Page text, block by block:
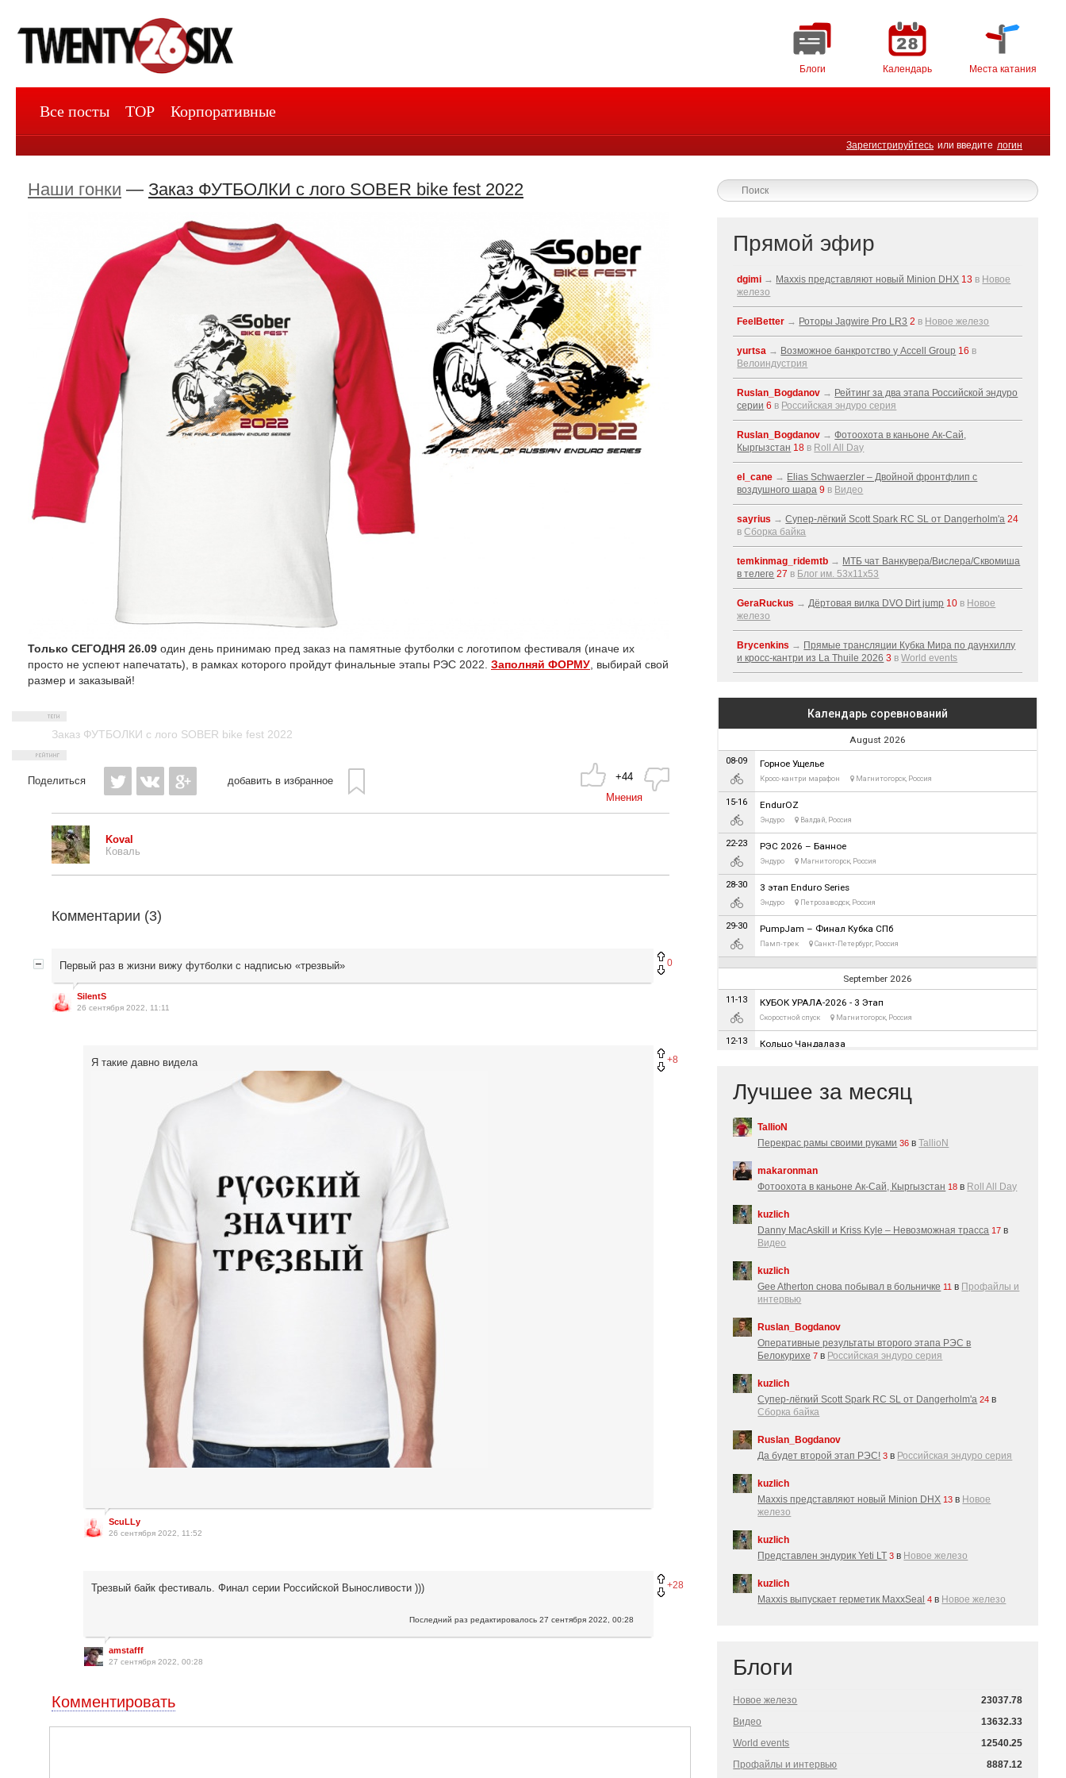
Блоги Календарь Места катания
Зарегистрируйтесь или введите логин
Все посты TOP Корпоративные
Наши гонки — Заказ ФУТБОЛКИ с лого SOBER bike fest 2022
Только СЕГОДНЯ 26.09 один день принимаю пред заказ на памятные футболки с логотипом фестиваля (иначе их
просто не успеют напечатать), в рамках которого пройдут финальные этапы РЭС 2022. Заполняй ФОРМУ , выбирай свой
размер и заказывай!
Заказ ФУТБОЛКИ с лого SOBER bike fest 2022
Поделиться добавить в избранное
+44
Мнения
Koval
Коваль
Комментарии (3)
0
Первый раз в жизни вижу футболки с надписью «трезвый»
SilentS
26 сентября 2022, 11:11
+8
Я такие давно видела
ScuLLy
26 сентября 2022, 11:52
+28
Трезвый байк фестиваль. Финал серии Российской Выносливости )))
Последний раз редактировалось27 сентября 2022, 00:28
amstafff
27 сентября 2022, 00:28
Комментировать
Прямой эфир
dgimi → Maxxis представляют новый Minion DHX 13 в Новое
железо
FeelBetter → Роторы Jagwire Pro LR3 2 в Новое железо
yurtsa → Возможное банкротство у Accell Group 16 в
Велоиндустрия
Ruslan_Bogdanov → Рейтинг за два этапа Российской эндуро
серии 6 в Российская эндуро серия
Ruslan_Bogdanov →Фотоохота в каньоне Ак-Cай,
Кыргызстан 18 в Roll All Day
el_cane → Elias Schwaerzler – Двойной фронтфлип с
воздушного шара 9 в Видео
sayrius →Супер-лёгкий Scott Spark RC SL от Dangerholm'a 24
вСборка байка
temkinmag_ridemtb → МТБ чат Ванкувера/Вислера/Сквомиша
в телеге 27 в Блог им. 53x11x53
GeraRuckus →Дёртовая вилка DVO Dirt jump 10 в Новое
железо
Brycenkins → Прямые трансляции Кубка Мира по даунхиллу
и кросс-кантри из La Thuile 2026 3 вWorld events
Лучшее за месяц
TallioN
Перекрас рамы своими руками 36 вTallioN
makaronman
Фотоохота в каньоне Ак-Cай, Кыргызстан 18 в Roll All Day
kuzlich
Danny MacAskill и Kriss Kyle – Невозможная трасса 17 в
Видео
kuzlich
Gee Atherton снова побывал в больничке 11 в Профайлы и
интервью
Ruslan_Bogdanov
Оперативные результаты второго этапа РЭС в
Белокурихе 7 в Российская эндуро серия
kuzlich
Супер-лёгкий Scott Spark RC SL от Dangerholm'a 24 в
Сборка байка
Ruslan_Bogdanov
Да будет второй этап РЭС! 3 в Российская эндуро серия
kuzlich
Maxxis представляют новый Minion DHX 13 в Новое
железо
kuzlich
Представлен эндурик Yeti LT 3 в Новое железо
kuzlich
Maxxis выпускает герметик MaxxSeal 4 в Новое железо
Блоги
Новое железо
23037.78
Видео
13632.33
World events
12540.25
Профайлы и интервью
8887.12